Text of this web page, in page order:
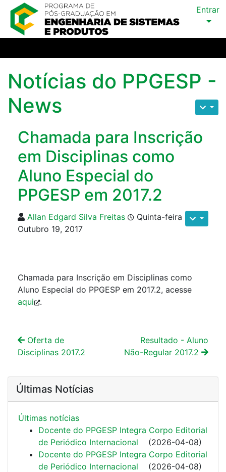
Entrar
Notícias do PPGESP -
News
Chamada para Inscrição
em Disciplinas como
Aluno Especial do
PPGESP em 2017.2
Allan Edgard Silva Freitas
Quinta-feira
Outubro 19, 2017
Chamada para Inscrição em Disciplinas como
Aluno Especial do PPGESP em 2017.2, acesse
aqui
.
Oferta de
Disciplinas 2017.2
Resultado - Aluno
Não-Regular 2017.2
Últimas Notícias
Últimas notí­cias
Docente do PPGESP Integra Corpo Editorial
de Periódico Internacional
(2026-04-08)
Docente do PPGESP Integra Corpo Editorial
de Periódico Internacional
(2026-04-08)